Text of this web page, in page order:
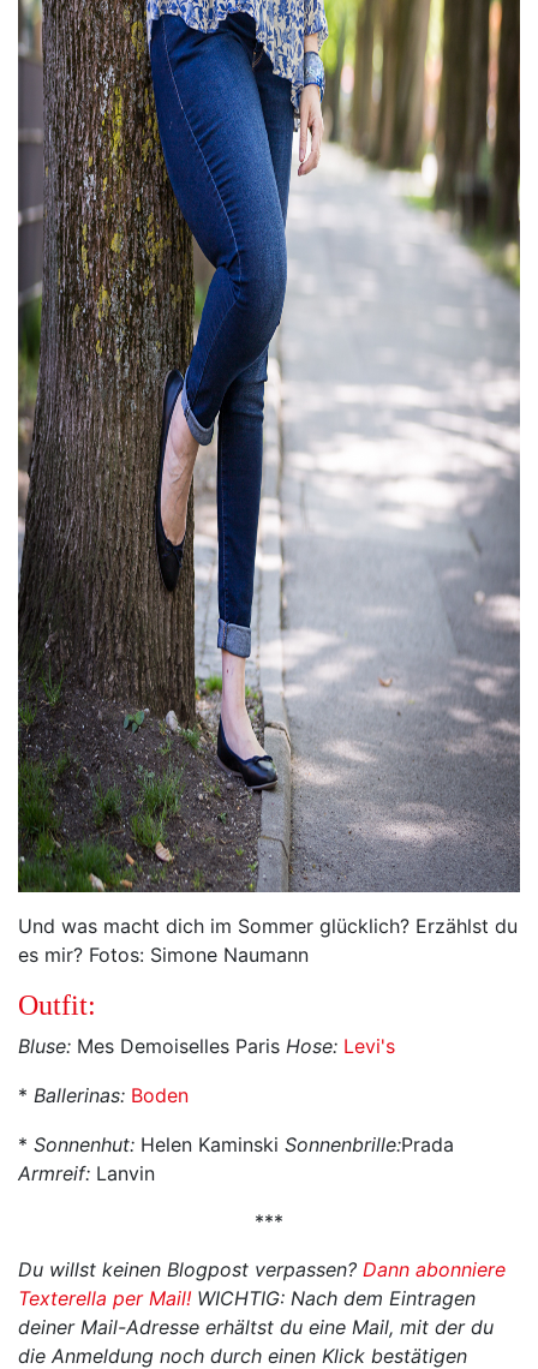
Und was macht dich im Sommer glücklich? Erzählst du
es mir? Fotos: Simone Naumann
Outfit:
Bluse: Mes Demoiselles Paris Hose: Levi's
* Ballerinas: Boden
* Sonnenhut: Helen Kaminski Sonnenbrille:Prada
Armreif: Lanvin
***
Du willst keinen Blogpost verpassen? Dann abonniere
Texterella per Mail! WICHTIG: Nach dem Eintragen
deiner Mail-Adresse erhältst du eine Mail, mit der du
die Anmeldung noch durch einen Klick bestätigen